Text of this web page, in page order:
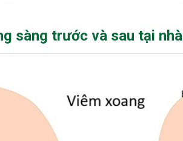
sàng trước và sau tại nhà